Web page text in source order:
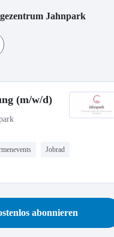
Jahnpark
(m/w/d)
Jobrad
abonnieren